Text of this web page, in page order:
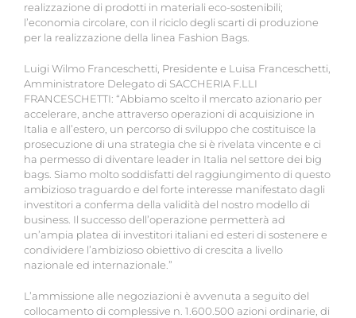
realizzazione di prodotti in materiali eco-sostenibili;
l’economia circolare, con il riciclo degli scarti di produzione
per la realizzazione della linea Fashion Bags.
Luigi Wilmo Franceschetti, Presidente e Luisa Franceschetti,
Amministratore Delegato di SACCHERIA F.LLI
FRANCESCHETTI: “Abbiamo scelto il mercato azionario per
accelerare, anche attraverso operazioni di acquisizione in
Italia e all’estero, un percorso di sviluppo che costituisce la
prosecuzione di una strategia che si è rivelata vincente e ci
ha permesso di diventare leader in Italia nel settore dei big
bags. Siamo molto soddisfatti del raggiungimento di questo
ambizioso traguardo e del forte interesse manifestato dagli
investitori a conferma della validità del nostro modello di
business. Il successo dell’operazione permetterà ad
un’ampia platea di investitori italiani ed esteri di sostenere e
condividere l’ambizioso obiettivo di crescita a livello
nazionale ed internazionale.”
L’ammissione alle negoziazioni è avvenuta a seguito del
collocamento di complessive n. 1.600.500 azioni ordinarie, di